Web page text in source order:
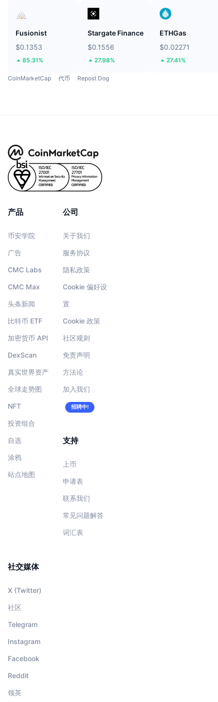
Fusionist
$0.1353
85.31%
Stargate Finance
$0.1556
27.98%
ETHGas
$0.02271
27.41%
CoinMarketCap 代币 Repost Dog
产品
币安学院
广告
CMC Labs
CMC Max
头条新闻
比特币 ETF
加密货币 API
DexScan
真实世界资产
全球走势图
NFT
投资组合
自选
涂鸦
站点地图
公司
关于我们
服务协议
隐私政策
Cookie 偏好设
置
Cookie 政策
社区规则
免责声明
方法论
加入我们
招聘中!
支持
上币
申请表
联系我们
常见问题解答
词汇表
社交媒体
X (Twitter)
社区
Telegram
Instagram
Facebook
Reddit
领英